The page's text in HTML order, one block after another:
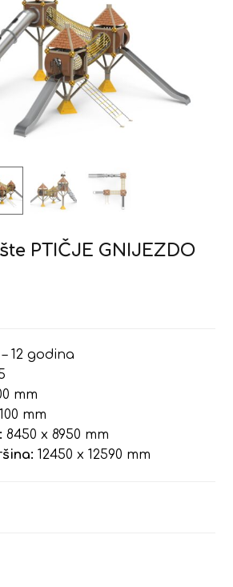
PTIČJE GNIJEZDO
12 godina
mm
mm
8450 x 8950 mm
12450 x 12590 mm